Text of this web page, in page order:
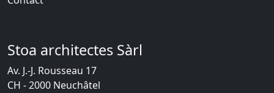
Stoa architectes Sàrl
Av. J.-J. Rousseau 17
CH - 2000 Neuchâtel